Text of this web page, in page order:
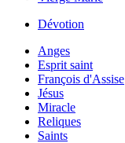
Dévotion
Anges
Esprit saint
François d'Assise
Jésus
Miracle
Reliques
Saints